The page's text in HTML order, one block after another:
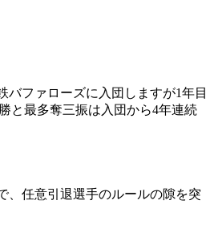
ファローズに入団しますが1年目
と最多奪三振は入団から4年連続
、任意引退選手のルールの隙を突